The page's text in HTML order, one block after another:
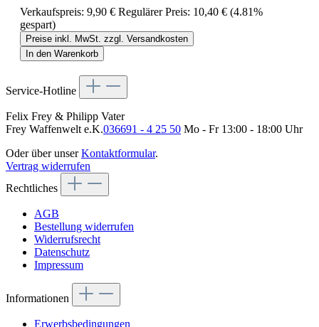
Verkaufspreis: 9,90 € Regulärer Preis: 10,40 € (4.81%
gespart)
Preise inkl. MwSt. zzgl. Versandkosten
In den Warenkorb
Service-Hotline
Felix Frey & Philipp Vater
Frey Waffenwelt e.K.036691 - 4 25 50 Mo - Fr 13:00 - 18:00 Uhr
Oder über unserKontaktformular.
Vertrag widerrufen
Rechtliches
AGB
Bestellung widerrufen
Widerrufsrecht
Datenschutz
Impressum
Informationen
Erwerbsbedingungen